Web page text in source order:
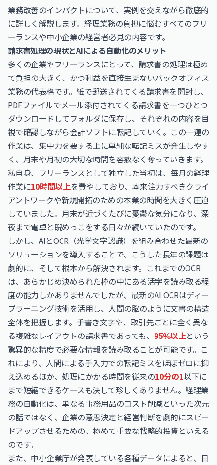
業務改善のインパクトについて、実例を交えながら徹底的
に詳しく解説します。経理業務の負担に悩むすべてのフリ
ーランスや中小企業の経営者必見の内容です。
請求書処理の現状とAIによる自動化のメリット
多くの企業やフリーランスにとって、請求書の処理は極め
て負担の大きく、かつ利益を直接生まないバックオフィス
業務の代表格です。紙で郵送されてくる請求書を開封し、
PDFファイルでメール添付されてくる請求書を一つひとつ
ダウンロードしてフォルダに保存し、それぞれの内容を目
視で確認しながら会計ソフトに転記していく。この一連の
作業は、集中力を要する上に単純な転記ミスが発生しやす
く、月末や月初の大切な時間を容赦なく奪っていきます。
私自身、フリーランスとして独立した当初は、毎月の経理
作業に10時間以上を費やしており、本来注力すべきクライ
アントワークや新規開拓のための本業の時間を大きく圧迫
していました。月末が近づくたびに憂鬱な気分になり、深
夜まで電卓と睨めっこをする日々が続いていたのです。
しかし、AIとOCR（光学文字認識）を組み合わせた最新の
ソリューションを導入することで、こうした長年の課題は
劇的に、そして根本から解決されます。これまでのOCR
は、あらかじめ決められた枠の中にある活字を読み取る程
度の能力しかありませんでしたが、最新のAI OCRはディー
プラーニング技術を活用し、人間の脳のように文書の構造
全体を把握します。手書き文字や、取引先ごとに全く異な
る複雑なレイアウトの請求書であっても、 95%以上という
驚異的な精度で必要な情報を読み取ることが可能です。こ
れにより、人間による手入力での転記ミスをほぼゼロに抑
え込めるほか、処理にかかる時間を従来の10分の1以下に
まで短縮できるケースも決して珍しくありません。経理業
務の自動化は、単なる事務用品のコスト削減といった次元
の話ではなく、企業の意思決定と経営判断を劇的にスピー
ドアップさせるための、極めて重要な戦略的投資といえる
のです。
また、中小企業庁が発表している各種データによると、日